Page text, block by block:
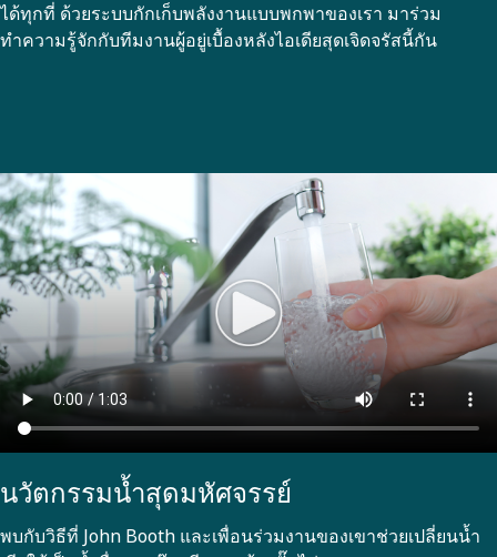
ได้ทุกที่ ด้วยระบบกักเก็บพลังงานแบบพกพาของเรา มาร่วม
ทำความรู้จักกับทีมงานผู้อยู่เบื้องหลังไอเดียสุดเจิดจรัสนี้กัน
นวัตกรรมน้ำสุดมหัศจรรย์
พบกับวิธีที่ John Booth และเพื่อนร่วมงานของเขาช่วยเปลี่ยนน้ำ